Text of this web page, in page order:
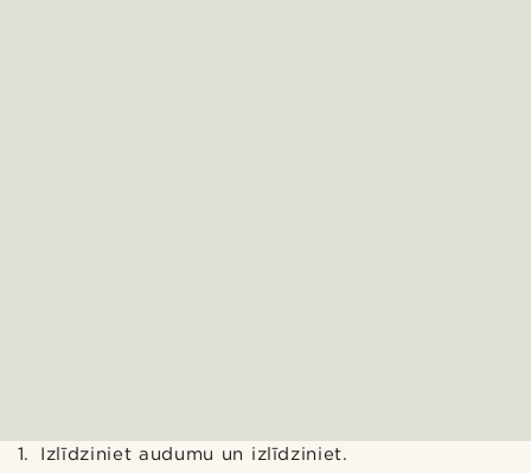
Izlīdziniet audumu un izlīdziniet.